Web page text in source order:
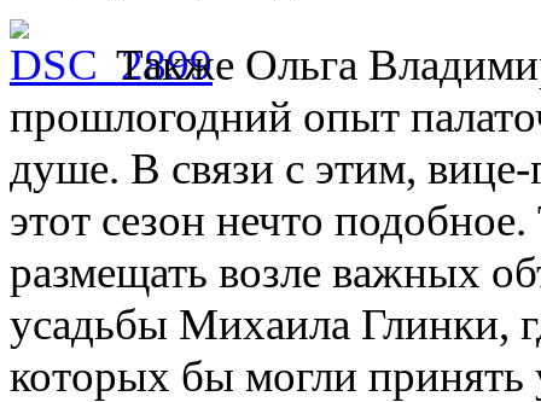
Также Ольга
прошлогодний опыт
душе. В связи с этим,
этот сезон нечто
размещать возле важных
усадьбы Михаила Глинки,
которых бы могли